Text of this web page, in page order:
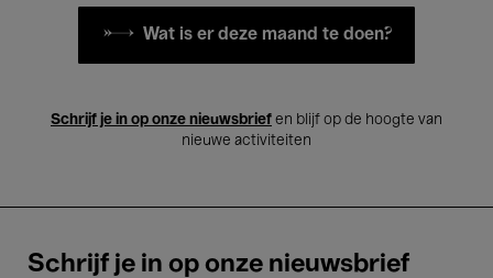
Wat is er deze maand te doen?
Schrijf je in op onze nieuwsbrief en blijf op de hoogte van
nieuwe activiteiten
Schrijf je in op onze nieuwsbrief